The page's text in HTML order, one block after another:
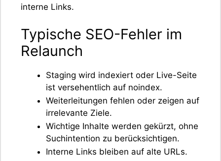
interne Links.
Typische SEO-Fehler im
Relaunch
Staging wird indexiert oder Live-Seite
ist versehentlich auf noindex.
Weiterleitungen fehlen oder zeigen auf
irrelevante Ziele.
Wichtige Inhalte werden gekürzt, ohne
Suchintention zu berücksichtigen.
Interne Links bleiben auf alte URLs.